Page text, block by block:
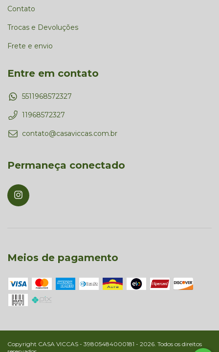
Contato
Trocas e Devoluções
Frete e envio
Entre em contato
5511968572327
11968572327
contato@casaviccas.com.br
Permaneça conectado
Meios de pagamento
Copyright CASA VICCAS - 39805484000181 - 2026. Todos os direitos